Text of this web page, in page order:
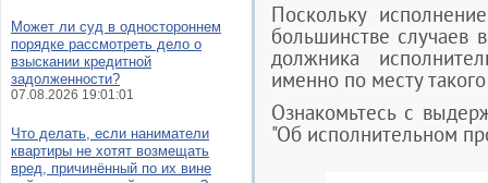
Поскольку
большинстве случаев
должника
именно по месту
Ознакомьтесь с
"Об исполнительном
Может ли суд в одностороннем
порядке рассмотреть дело о
взыскании кредитной
задолженности?
07.08.2026 19:01:01
Что делать, если наниматели
квартиры не хотят возмещать
вред, причинённый по их вине